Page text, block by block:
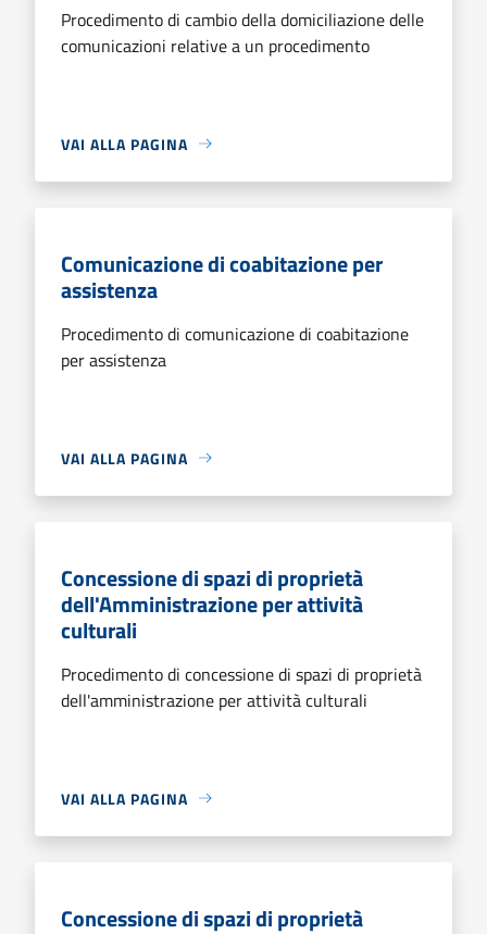
Procedimento di cambio della domiciliazione delle
comunicazioni relative a un procedimento
VAI ALLA PAGINA
Comunicazione di coabitazione per
assistenza
Procedimento di comunicazione di coabitazione
per assistenza
VAI ALLA PAGINA
Concessione di spazi di proprietà
dell'Amministrazione per attività
culturali
Procedimento di concessione di spazi di proprietà
dell'amministrazione per attività culturali
VAI ALLA PAGINA
Concessione di spazi di proprietà